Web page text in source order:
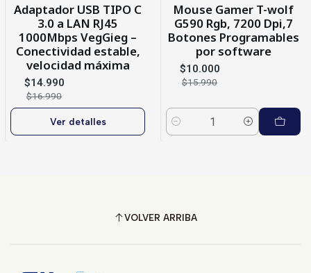
Agotado
Adaptador USB TIPO C
3.0 a LAN RJ45
1000Mbps VegGieg –
Conectividad estable,
velocidad máxima
$14.990
$16.990
Ver detalles
Mouse Gamer T-wolf
G590 Rgb, 7200 Dpi,7
Botones Programables
por software
$10.000
$15.990
Cantidad
VOLVER ARRIBA